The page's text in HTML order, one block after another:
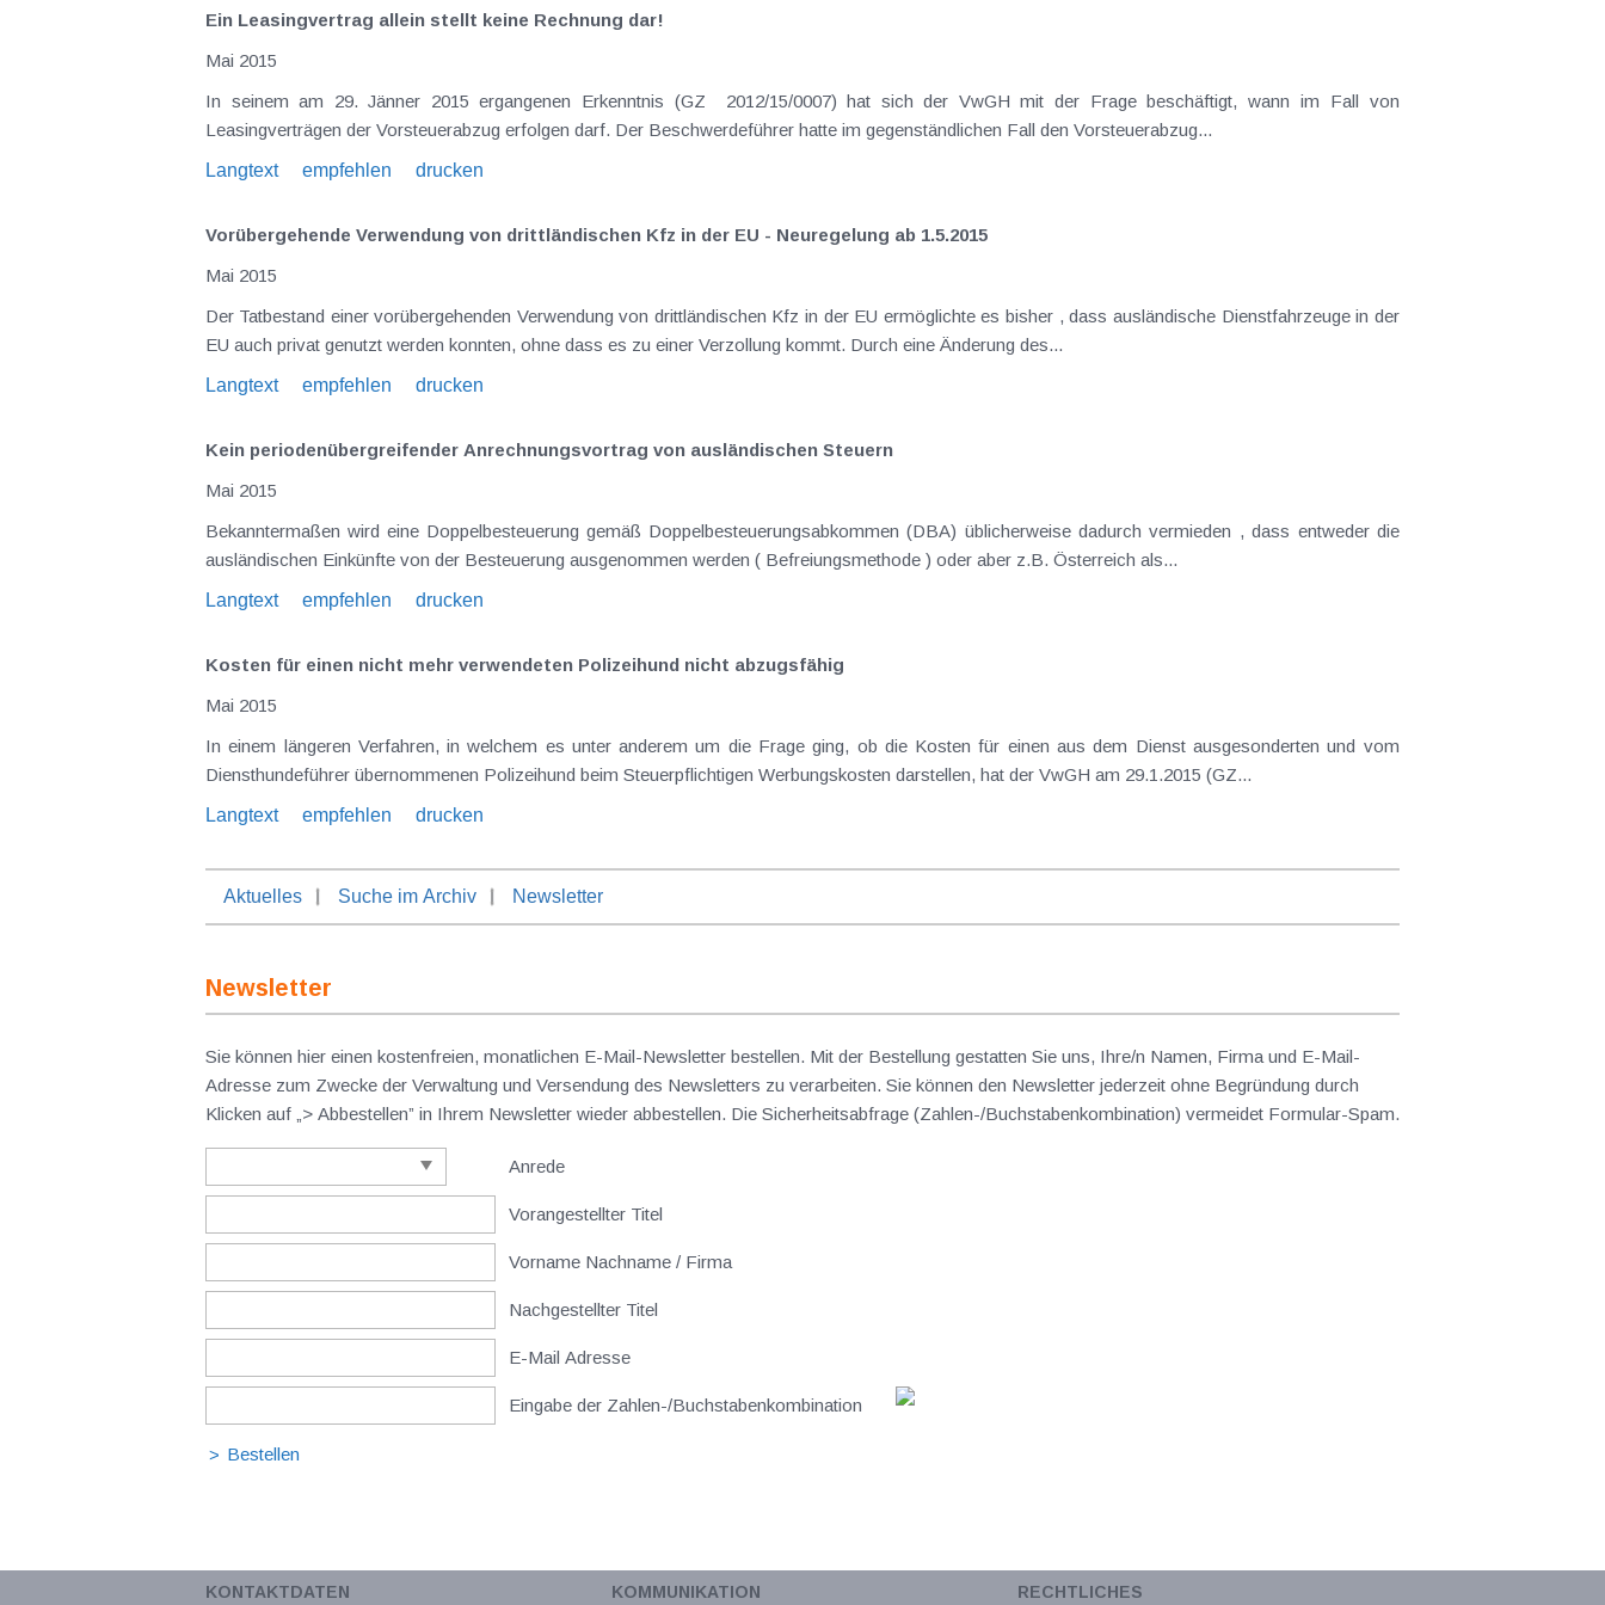
Ein Leasingvertrag allein stellt keine Rechnung dar!
Mai 2015
In seinem am 29. Jänner 2015 ergangenen Erkenntnis (GZ 2012/15/0007) hat sich der VwGH mit der Frage beschäftigt, wann im Fall von
Leasingverträgen der Vorsteuerabzug erfolgen darf. Der Beschwerdeführer hatte im gegenständlichen Fall den Vorsteuerabzug...
Langtext
empfehlen drucken
Vorübergehende Verwendung von drittländischen Kfz in der EU - Neuregelung ab 1.5.2015
Mai 2015
Der Tatbestand einer vorübergehenden Verwendung von drittländischen Kfz in der EU ermöglichte es bisher , dass ausländische Dienstfahrzeuge in der
EU auch privat genutzt werden konnten, ohne dass es zu einer Verzollung kommt. Durch eine Änderung des...
Langtext
empfehlen drucken
Kein periodenübergreifender Anrechnungsvortrag von ausländischen Steuern
Mai 2015
Bekanntermaßen wird eine Doppelbesteuerung gemäß Doppelbesteuerungsabkommen (DBA) üblicherweise dadurch vermieden , dass entweder die
ausländischen Einkünfte von der Besteuerung ausgenommen werden ( Befreiungsmethode ) oder aber z.B. Österreich als...
Langtext
empfehlen drucken
Kosten für einen nicht mehr verwendeten Polizeihund nicht abzugsfähig
Mai 2015
In einem längeren Verfahren, in welchem es unter anderem um die Frage ging, ob die Kosten für einen aus dem Dienst ausgesonderten und vom
Diensthundeführer übernommenen Polizeihund beim Steuerpflichtigen Werbungskosten darstellen, hat der VwGH am 29.1.2015 (GZ...
Langtext
empfehlen drucken
Aktuelles Suche im Archiv Newsletter
Newsletter
Sie können hier einen kostenfreien, monatlichen E-Mail-Newsletter bestellen. Mit der Bestellung gestatten Sie uns, Ihre/n Namen, Firma und E-Mail-
Adresse zum Zwecke der Verwaltung und Versendung des Newsletters zu verarbeiten. Sie können den Newsletter jederzeit ohne Begründung durch
Klicken auf „> Abbestellen” in Ihrem Newsletter wieder abbestellen. Die Sicherheitsabfrage (Zahlen-/Buchstabenkombination) vermeidet Formular-Spam.
Anrede
Vorangestellter Titel
Vorname Nachname / Firma
Nachgestellter Titel
E-Mail Adresse
Eingabe der Zahlen-/Buchstabenkombination
KONTAKTDATEN KOMMUNIKATION RECHTLICHES